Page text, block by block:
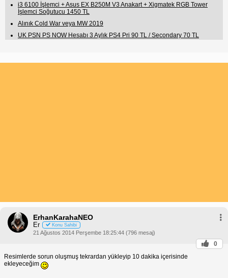
i3 6100 İşlemci + Asus EX B250M V3 Anakart + Xigmatek RGB Tower
İşlemci Soğutucu 1450 TL
Alınık Cold War veya MW 2019
UK PSN PS NOW Hesabı 3 Aylık PS4 Pri 90 TL / Secondary 70 TL
ErhanKarahaNEO
Er Konu Sahibi
21 Ağustos 2014 Perşembe 18:25:44 (796 mesaj)
0
Resimlerde sorun oluşmuş tekrardan yükleyip 10 dakika içerisinde
ekleyeceğim